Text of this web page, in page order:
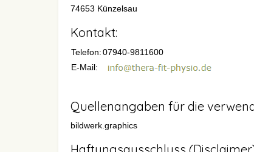
74653 Künzelsau
Kontakt:
Telefon:07940-9811600
E-Mail:
Quellenangaben für die
bildwerk.graphics